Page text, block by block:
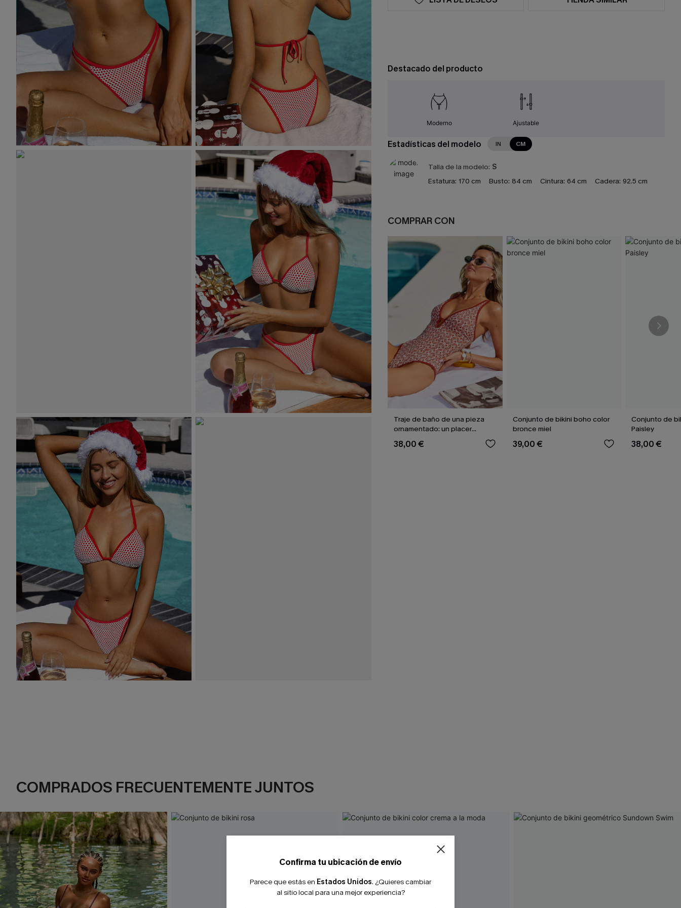
Destacado del producto
Moderno Ajustable
Estadísticas del modelo IN CM
Talla de la modelo: S
Estatura: 170 cm Busto: 84 cm Cintura: 64 cm Cadera: 92.5 cm
COMPRAR CON
Traje de baño de una pieza
ornamentado: un placer
culpable
38,00 €
Conjunto de bikini boho color
bronce miel
39,00 €
Conjunto de
Paisley
38,00 €
COMPRADOS FRECUENTEMENTE JUNTOS
Confirma tu ubicación de envío
Parece que estás en Estados Unidos. ¿Quieres cambiar
al sitio local para una mejor experiencia?
-10% extra sin compra mínima